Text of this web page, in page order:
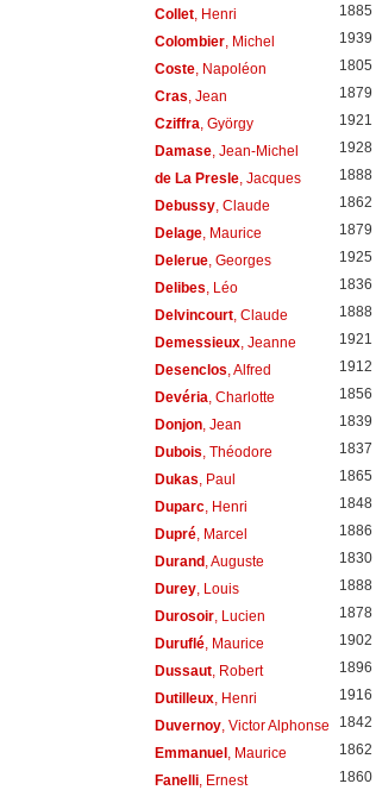
Collet, Henri 1885
Colombier, Michel 1939
Coste, Napoléon 1805
Cras , Jean 1879
Cziffra , György 1921
Damase, Jean-Michel 1928
de La Presle, Jacques 1888
Debussy, Claude 1862
Delage, Maurice 1879
Delerue, Georges 1925
Delibes , Léo 1836
Delvincourt, Claude 1888
Demessieux, Jeanne 1921
Desenclos , Alfred 1912
Devéria , Charlotte 1856
Donjon, Jean 1839
Dubois , Théodore 1837
Dukas , Paul 1865
Duparc, Henri 1848
Dupré, Marcel 1886
Durand, Auguste 1830
Durey, Louis 1888
Durosoir, Lucien 1878
Duruflé, Maurice 1902
Dussaut, Robert 1896
Dutilleux, Henri 1916
Duvernoy, Victor Alphonse 1842
Emmanuel, Maurice 1862
Fanelli, Ernest 1860